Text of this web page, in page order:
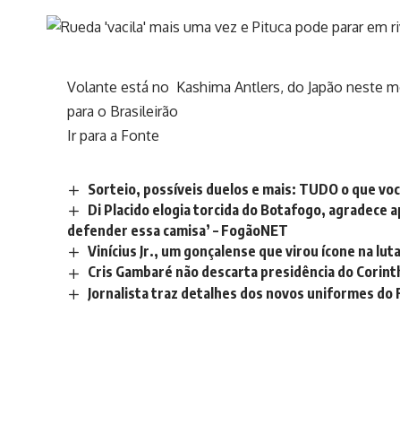
Volante está no Kashima Antlers, do Japão neste
para o Brasileirão
Ir para a Fonte
Sorteio, possíveis duelos e mais: TUDO o que
Di Placido elogia torcida do Botafogo, agradece
defender essa camisa’ – FogãoNET
Vinícius Jr., um gonçalense que virou ícone na
Cris Gambaré não descarta presidência do
Jornalista traz detalhes dos novos uniformes do